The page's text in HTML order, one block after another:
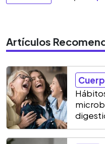
Artículos